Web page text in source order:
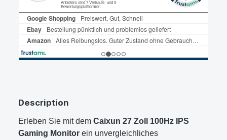
Description
Erleben Sie mit dem Caixun 27 Zoll 100Hz IPS
Gaming Monitor ein unvergleichliches